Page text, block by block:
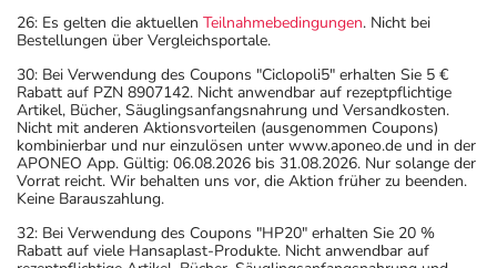
26: Es gelten die aktuellen Teilnahmebedingungen. Nicht bei
Bestellungen über Vergleichsportale.
30: Bei Verwendung des Coupons "Ciclopoli5" erhalten Sie 5 €
Rabatt auf PZN 8907142. Nicht anwendbar auf rezeptpflichtige
Artikel, Bücher, Säuglingsanfangsnahrung und Versandkosten.
Nicht mit anderen Aktionsvorteilen (ausgenommen Coupons)
kombinierbar und nur einzulösen unter www.aponeo.de und in der
APONEO App. Gültig: 06.08.2026 bis 31.08.2026. Nur solange der
Vorrat reicht. Wir behalten uns vor, die Aktion früher zu beenden.
Keine Barauszahlung.
32: Bei Verwendung des Coupons "HP20" erhalten Sie 20 %
Rabatt auf viele Hansaplast-Produkte. Nicht anwendbar auf